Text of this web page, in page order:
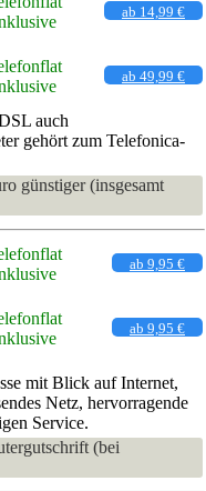
ab 14,99 €
ab 49,99 €
auch
gehört zum Telefonica-
günstiger (insgesamt
ab 9,95 €
ab 9,95 €
mit Blick auf Internet,
Netz, hervorragende
Service.
(bei